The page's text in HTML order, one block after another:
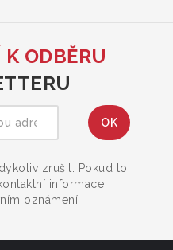
ODBĚRU
zrušit. Pokud to
informace
oznámení.